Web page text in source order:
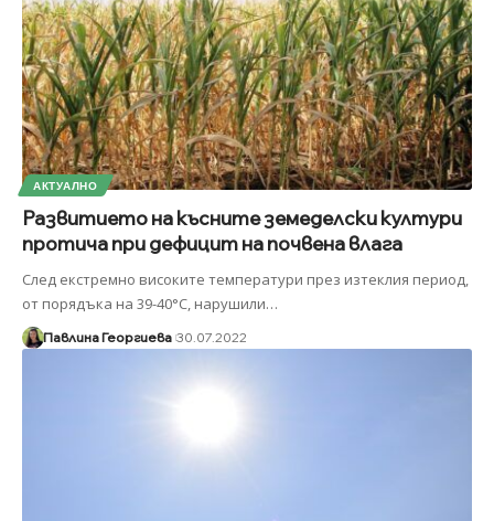
АКТУАЛНО
Развитието на късните земеделски култури
протича при дефицит на почвена влага
След екстремно високите температури през изтеклия период,
от порядъка на 39-40°С, нарушили…
Павлина Георгиева 30.07.2022